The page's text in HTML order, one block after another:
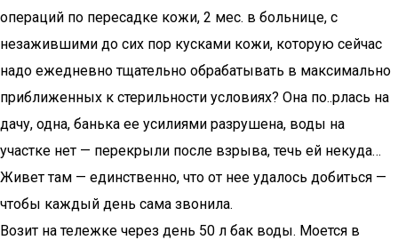
операций по пересадке кожи, 2 мес. в больнице, с
незажившими до сих пор кусками кожи, которую сейчас
надо ежедневно тщательно обрабатывать в максимально
приближенных к стерильности условиях? Она по..рлась на
дачу, одна, банька ее усилиями разрушена, воды на
участке нет — перекрыли после взрыва, течь ей некуда…
Живет там — единственно, что от нее удалось добиться —
чтобы каждый день сама звонила.
Возит на тележке через день 50 л бак воды. Моется в